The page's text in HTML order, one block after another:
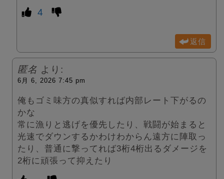
4
返信
匿名 より:
6月 6, 2026 7:45 pm
俺もゴミ味方の真似すれば内部レート下がるの
かな
常に漁りと逃げを優先したり、戦闘が始まると
光速でダウンするかわけわからん遠方に陣取っ
たり、普通に撃ってれば3桁4桁出るダメージを
2桁に頑張って抑えたり